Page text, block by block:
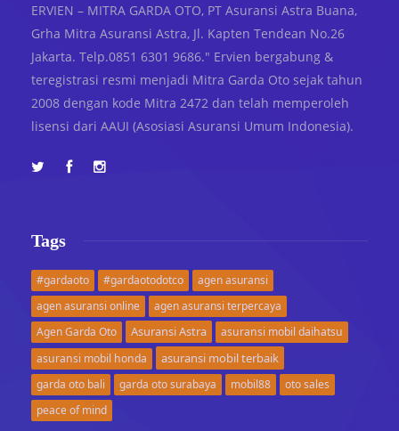
ERVIEN – MITRA GARDA OTO, PT Asuransi Astra Buana,
Grha Mitra Asuransi Astra, Jl. Kapten Tendean No.26
Jakarta. Telp.0851 6301 9686." Ervien bergabung &
teregistrasi resmi menjadi Mitra Garda Oto sejak tahun
2008 dengan kode Mitra 2472 dan telah memperoleh
lisensi dari AAUI (Asosiasi Asuransi Umum Indonesia).
Tags
#gardaoto #gardaotodotco
agen asuransi
agen asuransi online
agen asuransi terpercaya
Agen Garda Oto
Asuransi Astra
asuransi mobil daihatsu
asuransi mobil honda
asuransi mobil terbaik
garda oto bali garda oto surabaya mobil88
oto sales
peace of mind